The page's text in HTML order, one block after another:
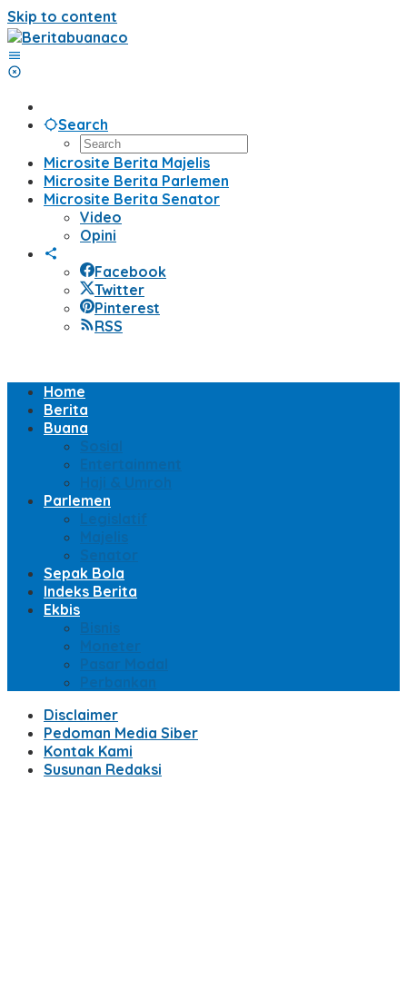
Skip to content
Search
Microsite Berita Majelis
Microsite Berita Parlemen
Microsite Berita Senator
Video
Opini
Facebook
Twitter
Pinterest
RSS
Home
Berita
Buana
Sosial
Entertainment
Haji & Umroh
Parlemen
Legislatif
Majelis
Senator
Sepak Bola
Indeks Berita
Ekbis
Bisnis
Moneter
Pasar Modal
Perbankan
Disclaimer
Pedoman Media Siber
Kontak Kami
Susunan Redaksi